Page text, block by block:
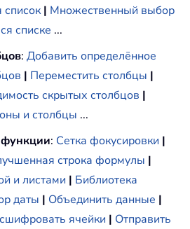
| Множественный выбор
списке ...
: Добавить определённое
| Переместить столбцы |
скрытых столбцов |
и столбцы ...
: Сетка фокусировки |
строка формулы |
и листами | Библиотека
даты | Объединить данные |
ячейки | Отправить